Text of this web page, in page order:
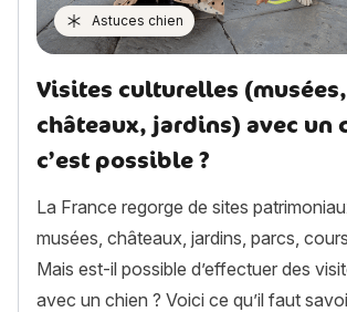
Astuces chien
Visites culturelles (musées,
châteaux, jardins) avec un
c’est possible ?
La France regorge de sites
musées, châteaux, jardins, parcs,
Mais est-il possible d’effectuer des
avec un chien ? Voici ce qu’il faut